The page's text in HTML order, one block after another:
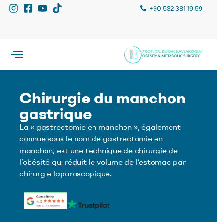
+90 532 381 19 59
Chirurgie du manchon
gastrique
La « gastrectomie en manchon », également
connue sous le nom de gastrectomie en
manchon, est une technique de chirurgie de
l’obésité qui réduit le volume de l’estomac par
chirurgie laparoscopique.